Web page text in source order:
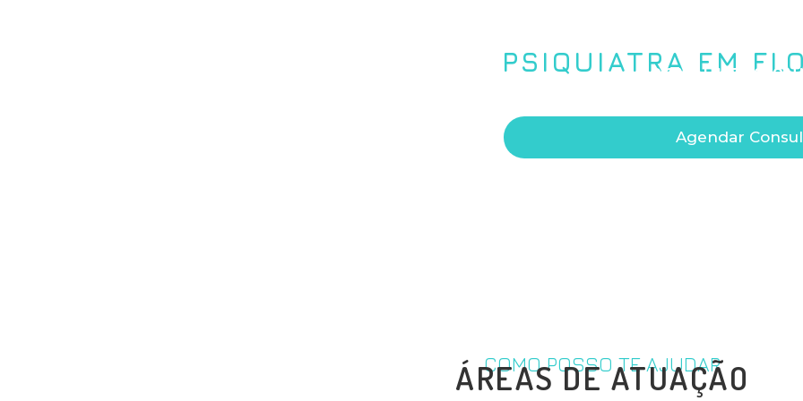
DR. MARCO
PSIQUIATRA EM
CONSULTAS
Agendar
COMO POSSO TE AJUDAR
ÁREAS DE ATUAÇÃO